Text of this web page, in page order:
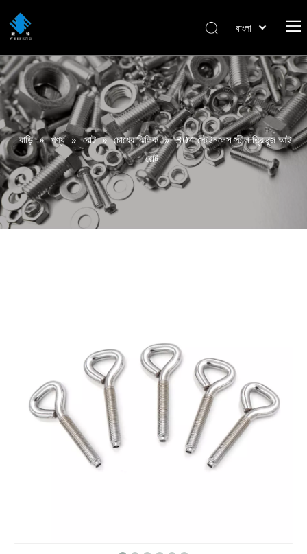
বাংলা
Italiano
Deutsch
Português
Español
Pусский
Français
বাড়ি » পণ্য » বোল্ট » চোখের ঝিলিক » 304 স্টেইনলেস স্টীল ত্রিভুজ আই
বোল্ট